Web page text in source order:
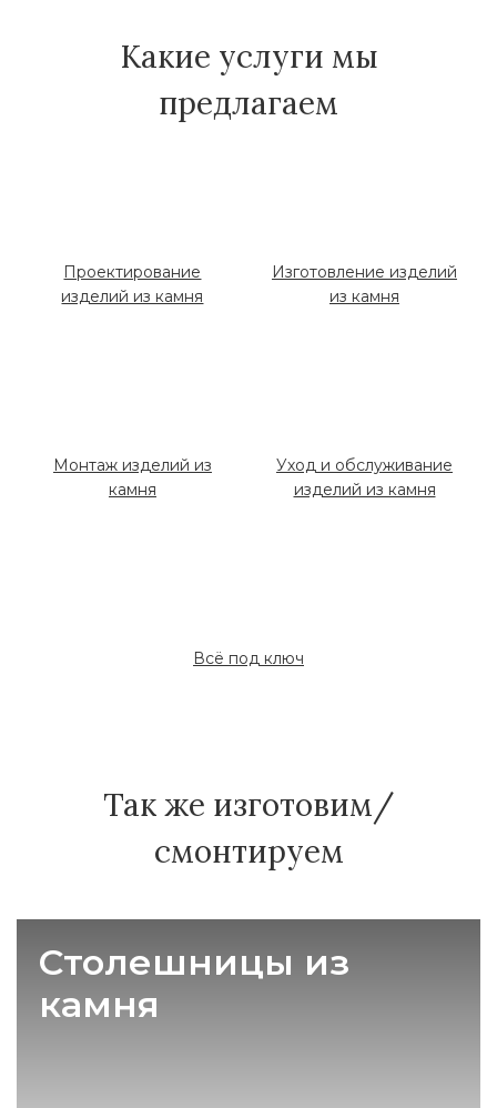
Какие услуги мы
предлагаем
Проектирование
изделий из камня
Изготовление изделий
из камня
Монтаж изделий из
камня
Уход и обслуживание
изделий из камня
Всё под ключ
Так же изготовим/
смонтируем
Столешницы из
камня